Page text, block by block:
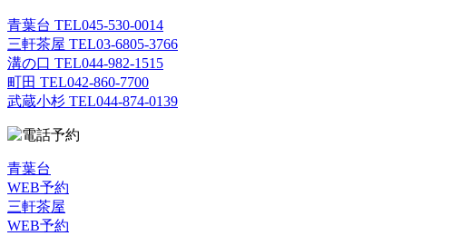
青葉台 TEL045-530-0014
三軒茶屋 TEL03-6805-3766
溝の口 TEL044-982-1515
町田 TEL042-860-7700
武蔵小杉 TEL044-874-0139
青葉台
WEB予約
三軒茶屋
WEB予約